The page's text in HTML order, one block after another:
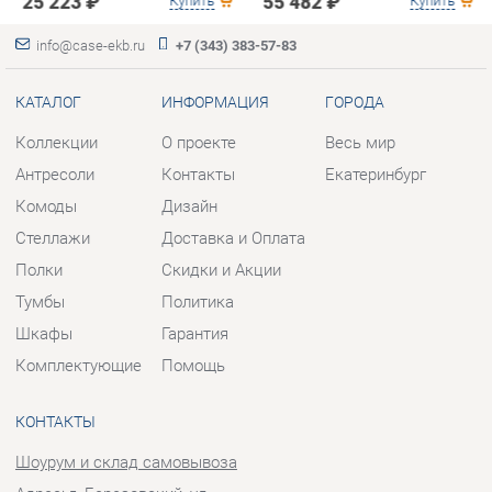
Комоды
Тумбы
Шкафы
Комплектующие
Дизайн
Политика
Гарантия
Помощь
КОНТАКТЫ
Шоурум и склад самовывоза
Адрес: г. Березовский, ул.
Ленина, 2
Часы работы:
Пн - Пт:10:00 - 20:00 (GMT+5)